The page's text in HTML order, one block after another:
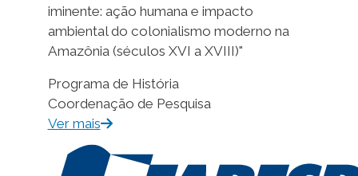
iminente: ação humana e impacto
ambiental do colonialismo moderno na
Amazônia (séculos XVI a XVIII)"
Programa de História
Coordenação de Pesquisa
Ver mais